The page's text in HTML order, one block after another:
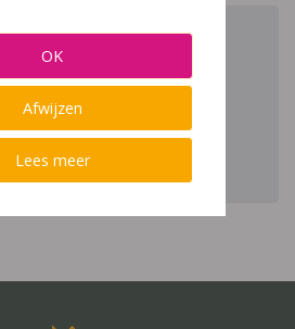
OK
Afwijzen
Lees meer